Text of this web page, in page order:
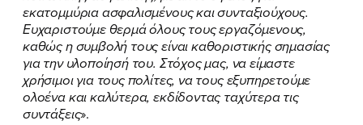
FB IN TW YT LN VB TIKTOK
εκατομμύρια ασφαλισμένους και συνταξιούχους.
Ευχαριστούμε θερμά όλους τους εργαζόμενους,
καθώς η συμβολή τους είναι καθοριστικής σημασίας
για την υλοποίησή του. Στόχος μας, να είμαστε
χρήσιμοι για τους πολίτες, να τους εξυπηρετούμε
ολοένα και καλύτερα, εκδίδοντας ταχύτερα τις
συντάξεις».